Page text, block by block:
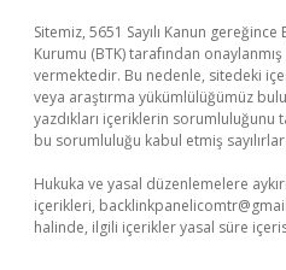
Sitemiz, 5651 Sayılı Kanun
Kurumu (BTK) tarafından
vermektedir. Bu nedenle, sitedeki
veya araştırma yükümlülüğümüz
yazdıkları içeriklerin sorumluluğunu
bu sorumluluğu kabul etmiş sayılırlar.
Hukuka ve yasal düzenlemelere
içerikleri,
halinde, ilgili içerikler yasal süre